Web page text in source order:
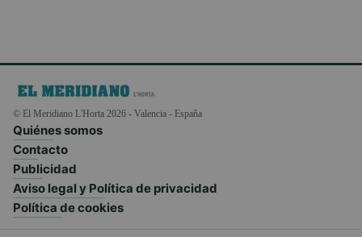
© El Meridiano L'Horta 2026 - Valencia - España
Quiénes somos
Contacto
Publicidad
Aviso legal y Política de privacidad
Política de cookies